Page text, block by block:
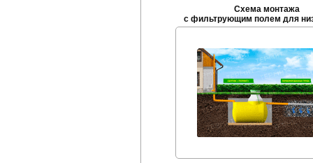
Схема монтажа
с фильтрующим полем для